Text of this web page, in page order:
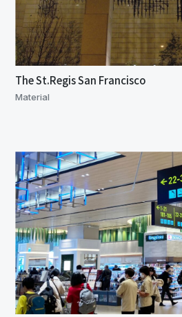
The St.Regis San Francisco
Material